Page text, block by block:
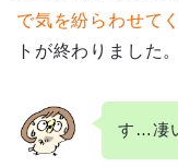
で気を紛らわせて
トが終わりました。
す…凄